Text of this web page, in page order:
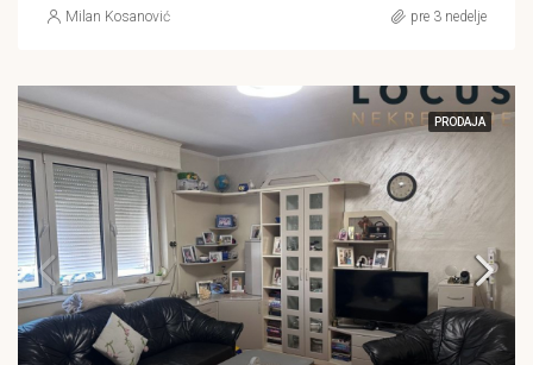
Milan Kosanović pre 3 nedelje
PRODAJA